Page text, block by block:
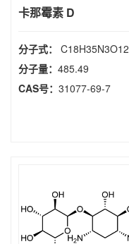
卡那霉素 D
分子式： C18H35N3O12
分子量： 485.49
CAS号： 31077-69-7